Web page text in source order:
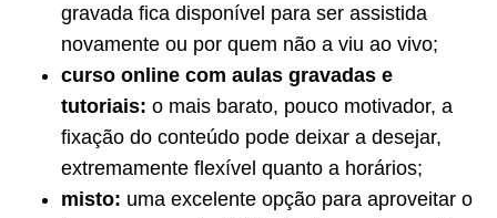
gravada fica disponível para ser assistida
novamente ou por quem não a viu ao vivo;
curso online com aulas gravadas e
tutoriais: o mais barato, pouco motivador, a
fixação do conteúdo pode deixar a desejar,
extremamente flexível quanto a horários;
misto: uma excelente opção para aproveitar o